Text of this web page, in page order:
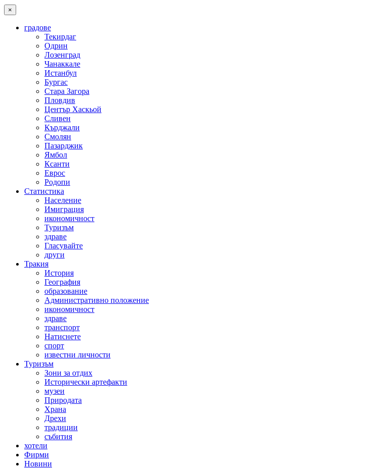
×
градове
Текирдаг
Одрин
Лозенград
Чанаккале
Истанбул
Бургас
Стара Загора
Пловдив
Център Хаскьой
Сливен
Кърджали
Смолян
Пазарджик
Ямбол
Ксанти
Еврос
Родопи
Статистика
Население
Имиграция
икономичност
Туризъм
здраве
Гласувайте
други
Тракия
История
География
образование
Административно положение
икономичност
здраве
транспорт
Натиснете
спорт
известни личности
Туризъм
Зони за отдих
Исторически артефакти
музеи
Природата
Храна
Дрехи
традиции
събития
хотели
Фирми
Новини